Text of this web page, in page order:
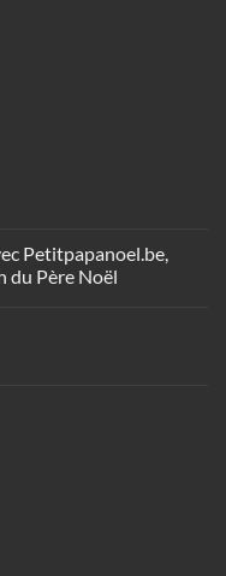
Petitpapanoel.be,
du Père Noël